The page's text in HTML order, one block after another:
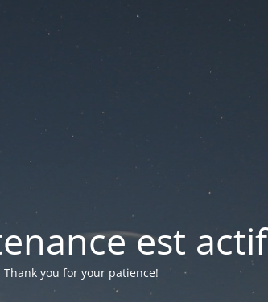
est actif
you for your patience!